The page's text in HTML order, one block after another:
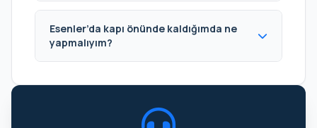
Esenler’da kapı önünde kaldığımda ne
yapmalıyım?